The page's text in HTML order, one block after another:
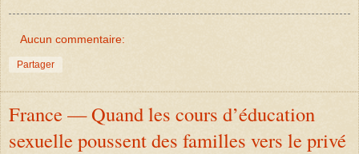
Aucun commentaire:
Partager
France — Quand les cours d’éducation
sexuelle poussent des familles vers le privé